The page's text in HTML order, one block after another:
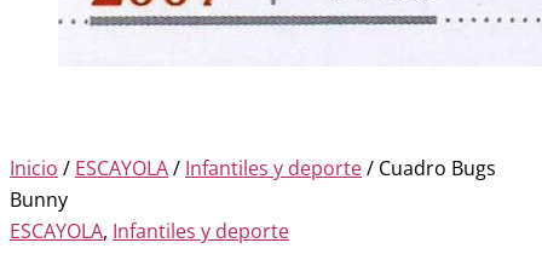
Inicio / ESCAYOLA/ Infantiles y deporte/ Cuadro Bugs
Bunny
ESCAYOLA, Infantiles y deporte